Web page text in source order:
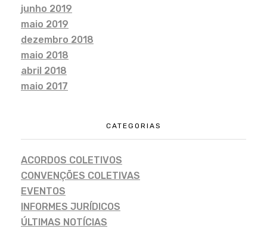
junho 2019
maio 2019
dezembro 2018
maio 2018
abril 2018
maio 2017
CATEGORIAS
ACORDOS COLETIVOS
CONVENÇÕES COLETIVAS
EVENTOS
INFORMES JURÍDICOS
ÚLTIMAS NOTÍCIAS